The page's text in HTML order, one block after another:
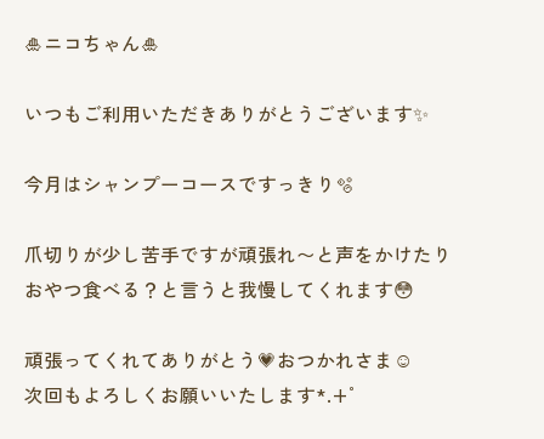
🎍ニコちゃん🎍
いつもご利用いただきありがとうございます✨
今月はシャンプーコースですっきり🫧
爪切りが少し苦手ですが頑張れ〜と声をかけたり
おやつ食べる？と言うと我慢してくれます😳
頑張ってくれてありがとう💗おつかれさま☺️
次回もよろしくお願いいたします*.+ﾟ